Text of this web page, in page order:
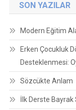
SON YAZILAR
Modern Eğitim
Erken Çocukluk
Desteklenmesi:
Sözcükte Anlam
İlk Derste Bayrak